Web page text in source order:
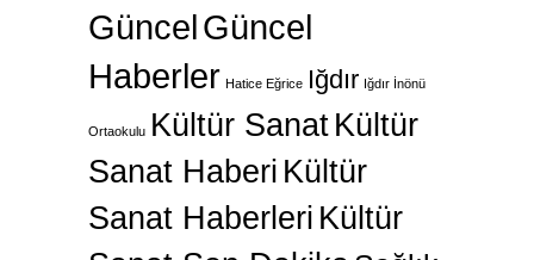
GüncelGüncel
Haberler Hatice Eğrice Iğdır Iğdır İnönü
Ortaokulu Kültür SanatKültür
Sanat Haberi Kültür
Sanat Haberleri Kültür